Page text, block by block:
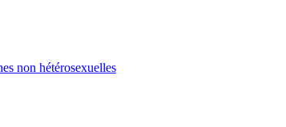
non hétérosexuelles